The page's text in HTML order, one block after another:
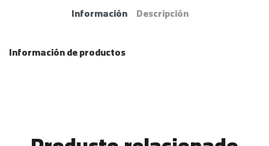
Información Descripción
Información de productos